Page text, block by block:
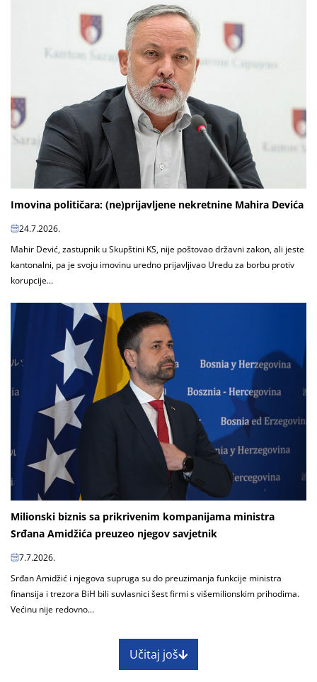
Imovina političara: (ne)prijavljene nekretnine Mahira Devića
24.7.2026.
Mahir Dević, zastupnik u Skupštini KS, nije poštovao državni zakon, ali jeste
kantonalni, pa je svoju imovinu uredno prijavljivao Uredu za borbu protiv
korupcije...
Milionski biznis sa prikrivenim kompanijama ministra
Srđana Amidžića preuzeo njegov savjetnik
7.7.2026.
Srđan Amidžić i njegova supruga su do preuzimanja funkcije ministra
finansija i trezora BiH bili suvlasnici šest firmi s višemilionskim prihodima.
Većinu nije redovno...
Učitaj još